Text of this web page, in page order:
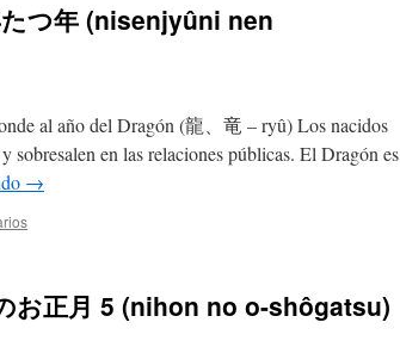
つ年 (nisenjyûni nen
al año del Dragón (龍、竜 – ryû) Los nacidos
sobresalen en las relaciones públicas. El Dragón es
→
お正月 5 (nihon no o-shôgatsu)